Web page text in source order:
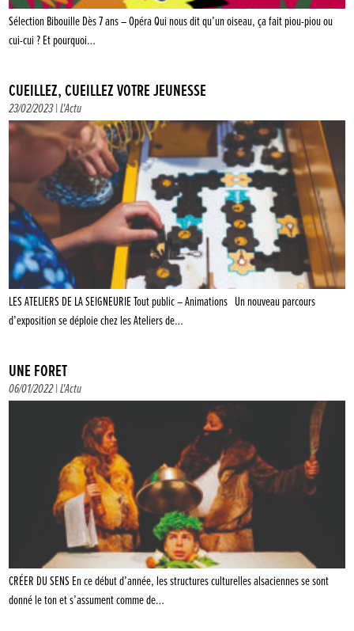
Sélection Bibouille Dès 7 ans – Opéra Qui nous dit qu’un oiseau, ça fait piou-piou ou
cui-cui ? Et pourquoi…
CUEILLEZ, CUEILLEZ VOTRE JEUNESSE
23/02/2023 |L'Actu
LES ATELIERS DE LA SEIGNEURIE Tout public – Animations Un nouveau parcours
d’exposition se déploie chez les Ateliers de…
UNE FORÊT
06/01/2022 |L'Actu
CRÉER DU SENS En ce début d’année, les structures culturelles alsaciennes se sont
donné le ton et s’assument comme de…